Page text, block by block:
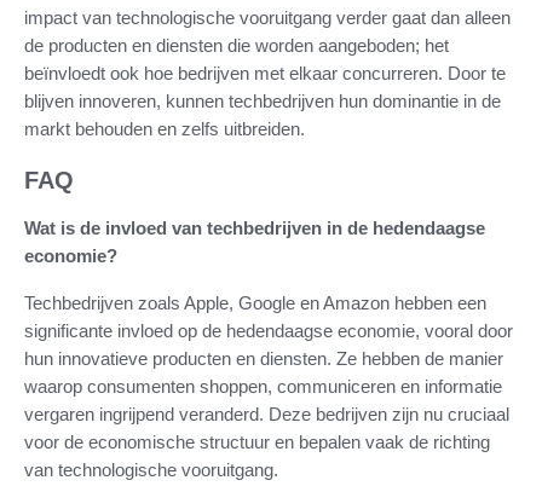
impact van technologische vooruitgang verder gaat dan alleen
de producten en diensten die worden aangeboden; het
beïnvloedt ook hoe bedrijven met elkaar concurreren. Door te
blijven innoveren, kunnen techbedrijven hun dominantie in de
markt behouden en zelfs uitbreiden.
FAQ
Wat is de invloed van techbedrijven in de hedendaagse
economie?
Techbedrijven zoals Apple, Google en Amazon hebben een
significante invloed op de hedendaagse economie, vooral door
hun innovatieve producten en diensten. Ze hebben de manier
waarop consumenten shoppen, communiceren en informatie
vergaren ingrijpend veranderd. Deze bedrijven zijn nu cruciaal
voor de economische structuur en bepalen vaak de richting
van technologische vooruitgang.